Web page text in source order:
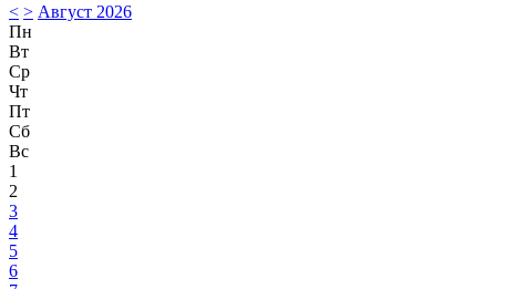
< > Август 2026
Пн
Вт
Ср
Чт
Пт
Сб
Вс
1
2
3
4
5
6